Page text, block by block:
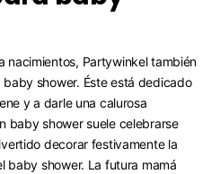
nacimientos, Partywinkel también
shower. Éste está dedicado
y a darle una calurosa
baby shower suele celebrarse
decorar festivamente la
baby shower. La futura mamá